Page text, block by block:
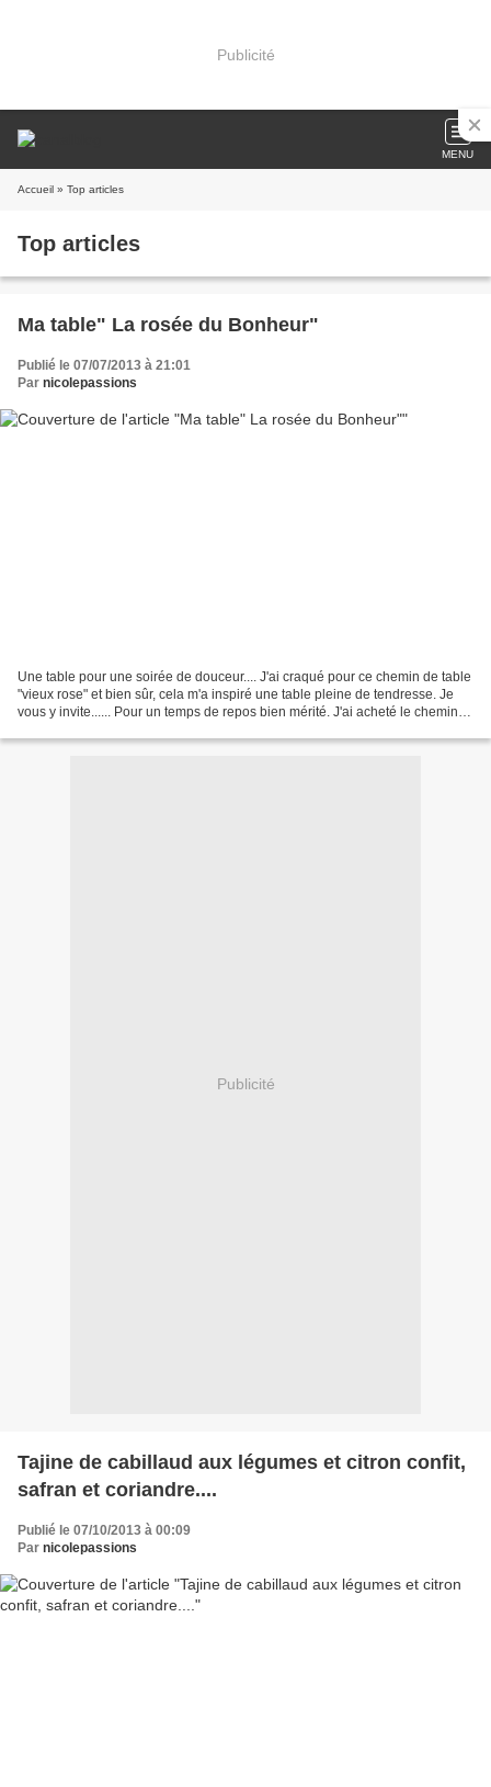
Publicité
MENU
Accueil » Top articles
Top articles
Ma table" La rosée du Bonheur"
Publié le 07/07/2013 à 21:01
Par nicolepassions
Une table pour une soirée de douceur.... J'ai craqué pour ce chemin de table
"vieux rose" et bien sûr, cela m'a inspiré une table pleine de tendresse. Je
vous y invite...... Pour un temps de repos bien mérité. J'ai acheté le chemin
Publicité
Tajine de cabillaud aux légumes et citron confit,
safran et coriandre....
Publié le 07/10/2013 à 00:09
Par nicolepassions